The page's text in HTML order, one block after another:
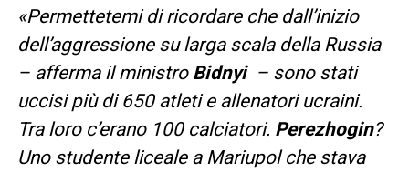
«Permettetemi di ricordare che dall’inizio
dell’aggressione su larga scala della Russia
– afferma il ministro Bidnyi – sono stati
uccisi più di 650 atleti e allenatori ucraini.
Tra loro c’erano 100 calciatori. Perezhogin?
Uno studente liceale a Mariupol che stava